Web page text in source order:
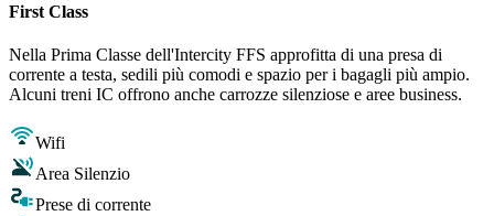
First Class
Nella Prima Classe dell'Intercity FFS approfitta di una presa di
corrente a testa, sedili più comodi e spazio per i bagagli più ampio.
Alcuni treni IC offrono anche carrozze silenziose e aree business.
Wifi
Area Silenzio
Prese di corrente